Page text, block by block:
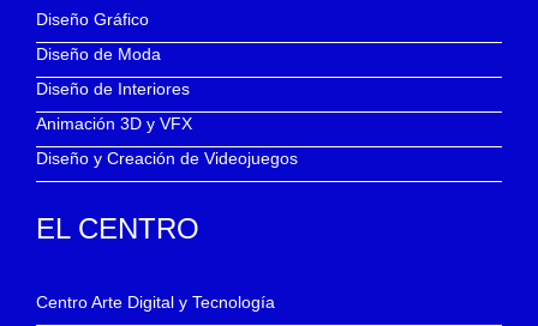
Diseño Gráfico
Diseño de Moda
Diseño de Interiores
Animación 3D y VFX
Diseño y Creación de Videojuegos
EL CENTRO
Centro Arte Digital y Tecnología